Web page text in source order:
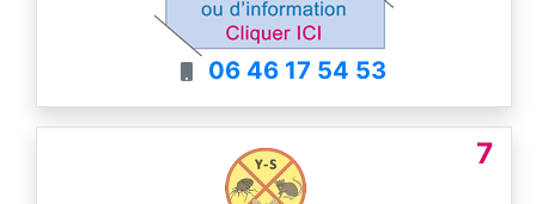
06 46 17 54 53
7